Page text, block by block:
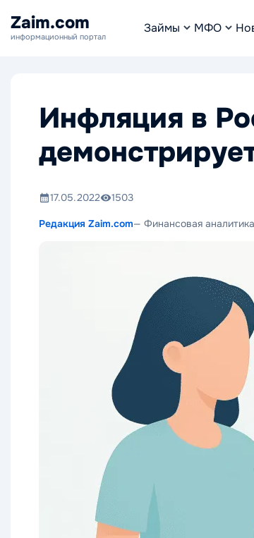
Zaim.com
информационный портал
Займы МФО
Инфляция в
17.05.2022 1503
Редакция Zaim.com— Финансовая